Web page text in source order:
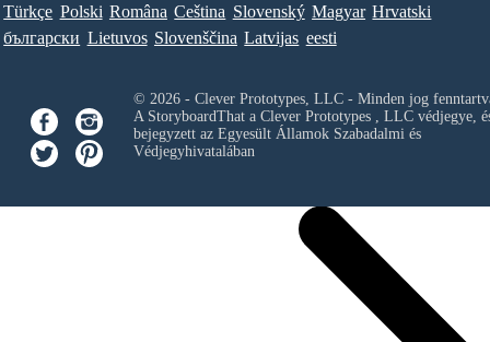
Türkçe Polski Româna Ceština Slovenský Magyar Hrvatski
български Lietuvos Slovenščina Latvijas eesti
© 2026 - Clever Prototypes, LLC - Minden jog
A StoryboardThat a Clever Prototypes , LLCvédjegye,
bejegyzett az Egyesült Államok Szabadalmi és
Védjegyhivatalában